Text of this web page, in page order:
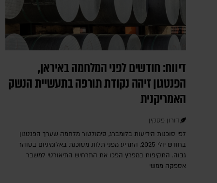
דיווח: חודשים לפני המלחמה באיראן,
הפנטגון זיהה נקודת תורפה בתעשיית הנשק
האמריקנית
דורון פסקין
לפי סוכנות הידיעות בלומברג, סימולטור מלחמה שערך הפנטגון
בחודש יולי 2025, התריע מפני תלות מסוכנת באלומיניום בטוהר
גבוה. התקיפות במפרץ הפכו את התרחיש התיאורטי למשבר
אספקה ממשי